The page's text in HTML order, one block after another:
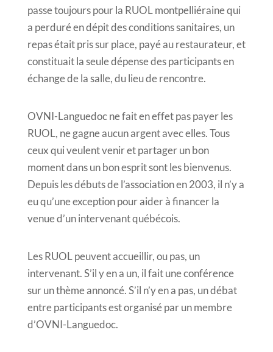
passe toujours pour la RUOL montpelliéraine qui
a perduré en dépit des conditions sanitaires, un
repas était pris sur place, payé au restaurateur, et
constituait la seule dépense des participants en
échange de la salle, du lieu de rencontre.
OVNI-Languedoc ne fait en effet pas payer les
RUOL, ne gagne aucun argent avec elles. Tous
ceux qui veulent venir et partager un bon
moment dans un bon esprit sont les bienvenus.
Depuis les débuts de l’association en 2003, il n’y a
eu qu’une exception pour aider à financer la
venue d’un intervenant québécois.
Les RUOL peuvent accueillir, ou pas, un
intervenant. S’il y en a un, il fait une conférence
sur un thème annoncé. S’il n’y en a pas, un débat
entre participants est organisé par un membre
d’OVNI-Languedoc.